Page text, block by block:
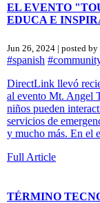
EL EVENTO
EDUCA E
Jun 26, 2024 | posted
#spanish
DirectLink llevó
al evento Mt. Angel
niños pueden
servicios de
y mucho más. En el
Full Article
TÉRMINO